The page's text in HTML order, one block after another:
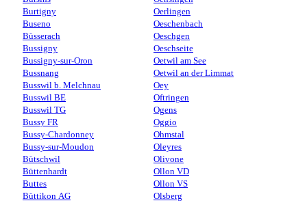
Burtigny
Buseno
Büsserach
Bussigny
Bussigny-sur-Oron
Bussnang
Busswil b. Melchnau
Busswil BE
Busswil TG
Bussy FR
Bussy-Chardonney
Bussy-sur-Moudon
Bütschwil
Büttenhardt
Buttes
Büttikon AG
Oerlingen
Oeschenbach
Oeschgen
Oeschseite
Oetwil am See
Oetwil an der Limmat
Oey
Oftringen
Ogens
Oggio
Ohmstal
Oleyres
Olivone
Ollon VD
Ollon VS
Olsberg